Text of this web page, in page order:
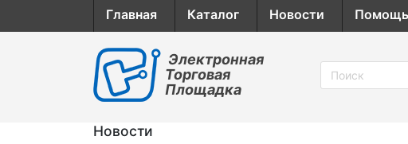
Главная Каталог Новости Помощь
Электронная
Торговая
Площадка
Новости